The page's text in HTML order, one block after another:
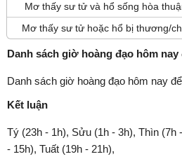
Mơ thấy sư tử và hổ sống hòa
Mơ thấy sư tử hoặc hổ bị thương/
Danh sách giờ hoàng đạo hôm
Danh sách giờ hoàng đạo hôm nay
Kết luận
Tý (23h - 1h), Sửu (1h - 3h), Thìn (7h
- 15h), Tuất (19h - 21h),